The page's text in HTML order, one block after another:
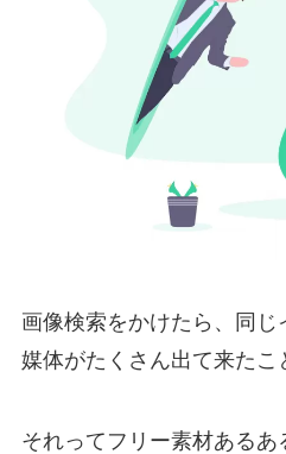
画像検索をかけたら、同
媒体がたくさん出て来たこ
それってフリー素材あるあ